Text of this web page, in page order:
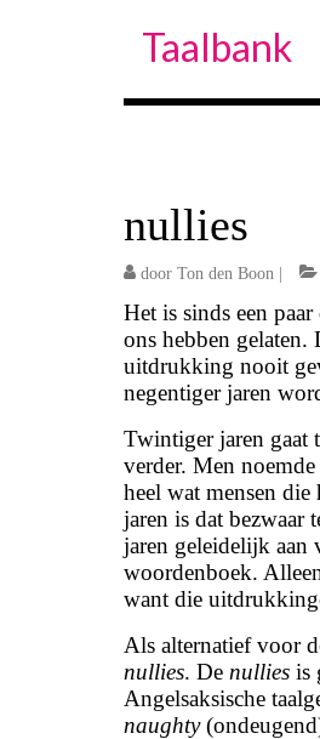
Taalbank
nullies
door Ton den Boon
Het is sinds een
ons hebben gelaten.
uitdrukking nooit
negentiger jaren
Twintiger jaren gaat
verder. Men
heel wat mensen
jaren is dat bezwaar
jaren geleidelijk aan
woordenboek.
want die
Als alternatief voor
nullies. De nullies is
Angelsaksische
naughty